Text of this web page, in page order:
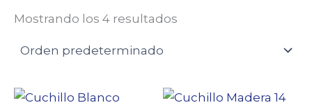
Mostrando los 4 resultados